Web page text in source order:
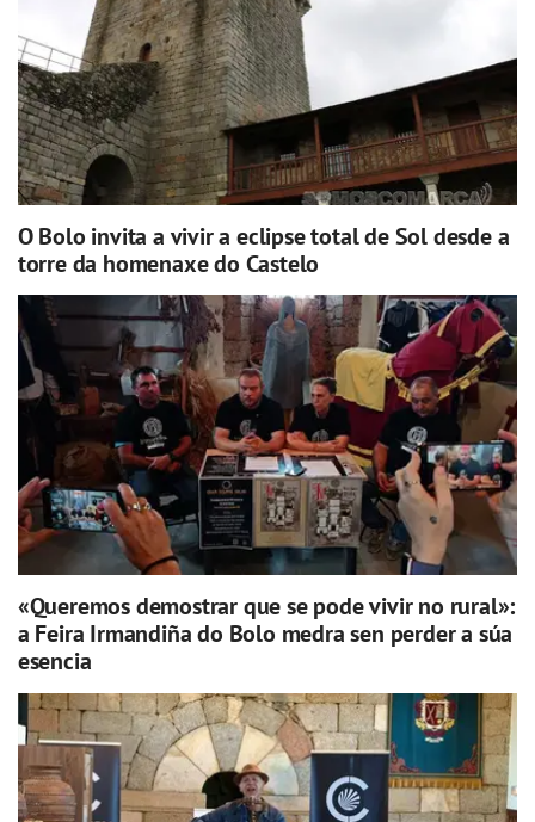
O Bolo invita a vivir a eclipse total de Sol desde a
torre da homenaxe do Castelo
«Queremos demostrar que se pode vivir no rural»:
a Feira Irmandiña do Bolo medra sen perder a súa
esencia